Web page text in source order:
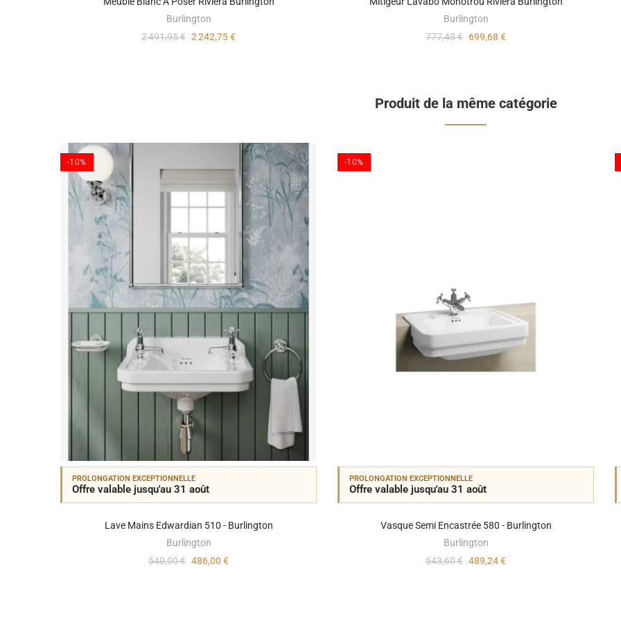
Burlington
2 491,95 € 2 242,75 €
Burlington
777,43 € 699,68 €
Produit de la même catégorie
-10%
PROLONGATION EXCEPTIONNELLE
Offre valable jusqu'au 31 août
Lave Mains Edwardian 510 - Burlington
Burlington
540,00 € 486,00 €
-10%
PROLONGATION EXCEPTIONNELLE
Offre valable jusqu'au 31 août
Vasque Semi Encastrée 580 - Burlington
Burlington
543,60 € 489,24 €